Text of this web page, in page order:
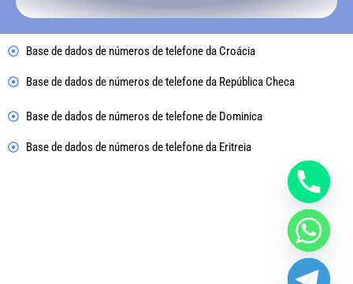
Base de dados de números de telefone da Croácia
Base de dados de números de telefone da República Checa
Base de dados de números de telefone de Dominica
Base de dados de números de telefone da Eritreia